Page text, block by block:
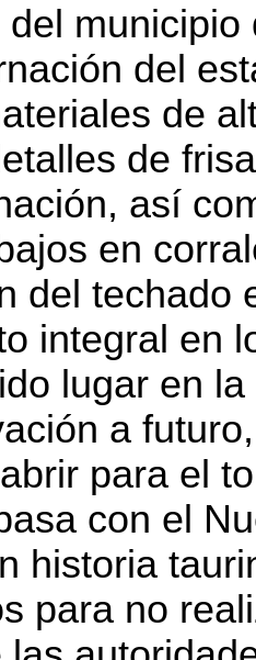
del
de
de
así
en
del techado
integral en
lugar en
a
para el
con el
historia
para no